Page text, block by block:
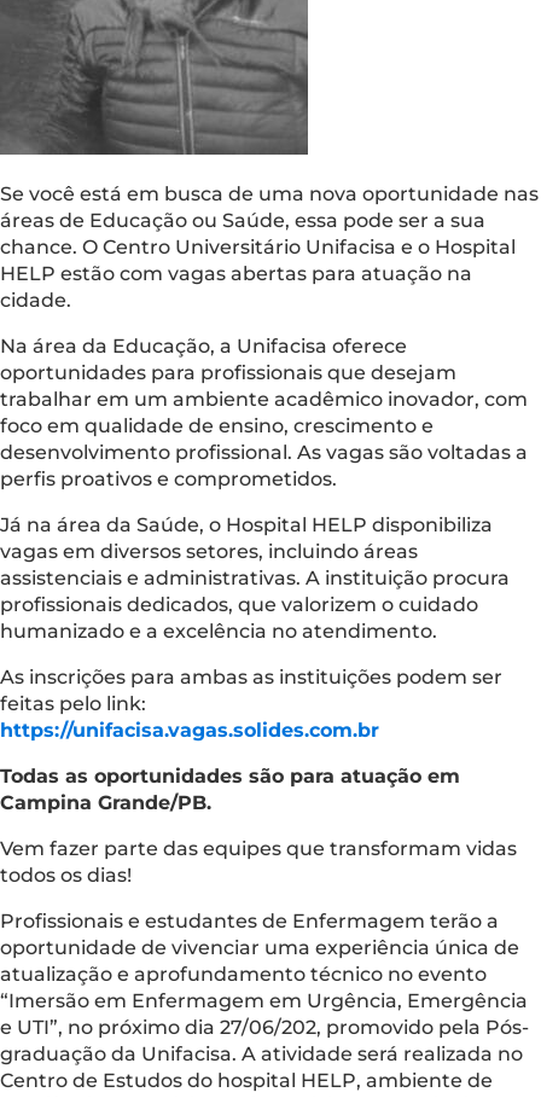
Se você está em busca de uma nova oportunidade nas
áreas de Educação ou Saúde, essa pode ser a sua
chance. O Centro Universitário Unifacisa e o Hospital
HELP estão com vagas abertas para atuação na
cidade.
Na área da Educação, a Unifacisa oferece
oportunidades para profissionais que desejam
trabalhar em um ambiente acadêmico inovador, com
foco em qualidade de ensino, crescimento e
desenvolvimento profissional. As vagas são voltadas a
perfis proativos e comprometidos.
Já na área da Saúde, o Hospital HELP disponibiliza
vagas em diversos setores, incluindo áreas
assistenciais e administrativas. A instituição procura
profissionais dedicados, que valorizem o cuidado
humanizado e a excelência no atendimento.
As inscrições para ambas as instituições podem ser
feitas pelo link:
https://unifacisa.vagas.solides.com.br
Todas as oportunidades são para atuação em
Campina Grande/PB.
Vem fazer parte das equipes que transformam vidas
todos os dias!
Profissionais e estudantes de Enfermagem terão a
oportunidade de vivenciar uma experiência única de
atualização e aprofundamento técnico no evento
“Imersão em Enfermagem em Urgência, Emergência
e UTI”, no próximo dia 27/06/202, promovido pela Pós-
graduação da Unifacisa. A atividade será realizada no
Centro de Estudos do hospital HELP, ambiente de